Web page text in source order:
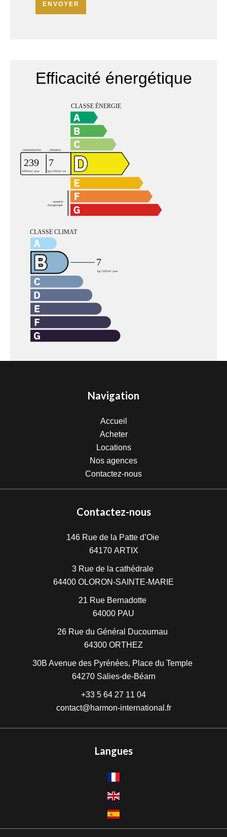
ENVOYER
Efficacité énergétique
Navigation
Accueil
Acheter
Locations
Nos agences
Contactez-nous
Contactez-nous
146 Rue de la Patte d’Oie
64170 ARTIX
3 Rue de la cathédrale
64400 OLORON-SAINTE-MARIE
21 Rue Bernadotte
64000 PAU
26 Rue du Général Ducournau
64300 ORTHEZ
30B Avenue des Pyrénées, Place du Temple
64270 Salies-de-Béarn
+33 5 64 27 11 04
contact@harmon-international.fr
Langues